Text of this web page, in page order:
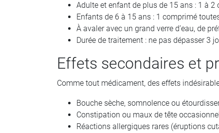
Adulte et enfant de plus de 15 ans : 1 à
Enfants de 6 à 15 ans : 1 comprimé
À avaler avec un grand verre d’eau, de
Durée de traitement : ne pas dépasser 3
Effets secondaires et
Comme tout médicament, des effets
Bouche sèche, somnolence ou
Constipation ou maux de tête
Réactions allergiques rares (éruptions